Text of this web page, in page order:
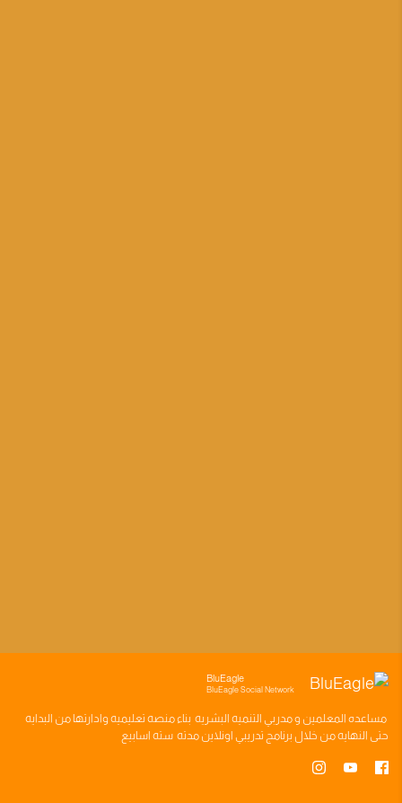
BluEagle
BluEagle Social Network
مساعده المعلمين ومدربي التنميه البشريه بناءمنصه تعليميه وادارتها من البدايه
حتى النهايه من خلال برنامج تدريبي اونلاين مدته سته اسابيع